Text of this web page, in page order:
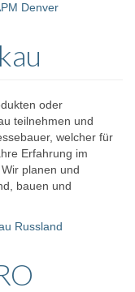
Denver
oder
teilnehmen und
welcher für
Erfahrung im
planen und
bauen und
Russland